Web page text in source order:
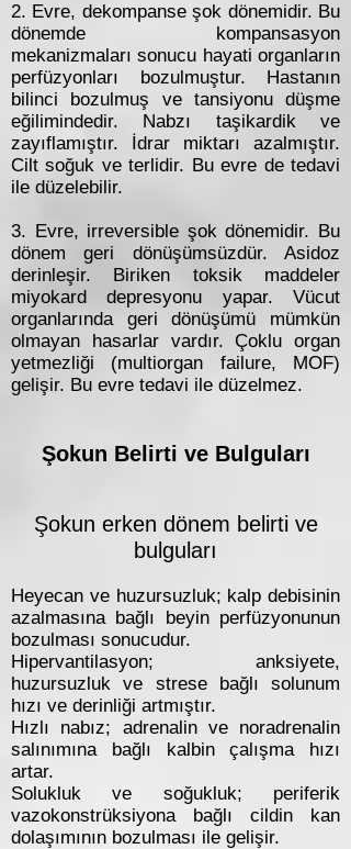
2. Evre, dekompanse şok dönemidir. Bu
dönemde kompansasyon
mekanizmaları sonucu hayati organların
perfüzyonları bozulmuştur. Hastanın
bilinci bozulmuş ve tansiyonu düşme
eğilimindedir. Nabzı taşikardik ve
zayıflamıştır. İdrar miktarı azalmıştır.
Cilt soğuk ve terlidir. Bu evre de tedavi
ile düzelebilir.
3. Evre, irreversible şok dönemidir. Bu
dönem geri dönüşümsüzdür. Asidoz
derinleşir. Biriken toksik maddeler
miyokard depresyonu yapar. Vücut
organlarında geri dönüşümü mümkün
olmayan hasarlar vardır. Çoklu organ
yetmezliği (multiorgan failure, MOF)
gelişir. Bu evre tedavi ile düzelmez.
Şokun Belirti ve Bulguları
Şokun erken dönem belirti ve
bulguları
Heyecan ve huzursuzluk; kalp debisinin
azalmasına bağlı beyin perfüzyonunun
bozulması sonucudur.
Hipervantilasyon; anksiyete,
huzursuzluk ve strese bağlı solunum
hızı ve derinliği artmıştır.
Hızlı nabız; adrenalin ve noradrenalin
salınımına bağlı kalbin çalışma hızı
artar.
Solukluk ve soğukluk; periferik
vazokonstrüksiyona bağlı cildin kan
dolaşımının bozulması ile gelişir.